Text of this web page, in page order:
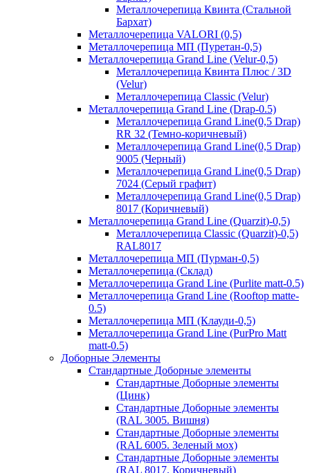
Металлочерепица Квинта (Стальной
Бархат)
Металлочерепица VALORI (0,5)
Металлочерепица МП (Пуретан-0,5)
Металлочерепица Grand Line (Velur-0,5)
Металлочерепица Квинта Плюс / 3D
(Velur)
Металлочерепица Classic (Velur)
Металлочерепица Grand Line (Drap-0.5)
Металлочерепица Grand Line(0,5 Drap)
RR 32 (Темно-коричневый)
Металлочерепица Grand Line(0,5 Drap)
9005 (Черный)
Металлочерепица Grand Line(0,5 Drap)
7024 (Серый графит)
Металлочерепица Grand Line(0,5 Drap)
8017 (Коричневый)
Металлочерепица Grand Line (Quarzit)-0,5)
Металлочерепица Classic (Quarzit)-0,5)
RAL8017
Металлочерепица МП (Пурман-0,5)
Металлочерепица (Склад)
Металлочерепица Grand Line (Purlite matt-0.5)
Металлочерепица Grand Line (Rooftop matte-
0.5)
Металлочерепица МП (Клауди-0,5)
Металлочерепица Grand Line (PurPro Matt
matt-0.5)
Доборные Элементы
Стандартные Доборные элементы
Стандартные Доборные элементы
(Цинк)
Стандартные Доборные элементы
(RAL 3005. Вишня)
Стандартные Доборные элементы
(RAL 6005. Зеленый мох)
Стандартные Доборные элементы
(RAL 8017. Коричневый)